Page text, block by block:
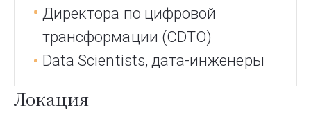
Директора по цифровой
трансформации (CDTO)
Data Scientists, дата-инженеры
Локация